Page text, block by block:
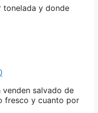
tonelada y donde
venden salvado de
fresco y cuanto por